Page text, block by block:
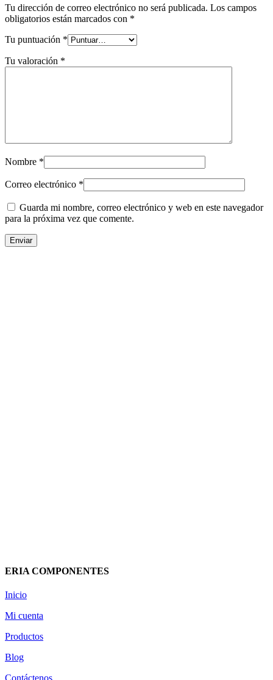
Tu dirección de correo electrónico no será publicada. Los campos
obligatorios están marcados con *
Tu puntuación *
Tu valoración *
Nombre *
Correo electrónico *
Guarda mi nombre, correo electrónico y web en este navegador
para la próxima vez que comente.
ERIA COMPONENTES
Inicio
Mi cuenta
Productos
Blog
Contáctenos